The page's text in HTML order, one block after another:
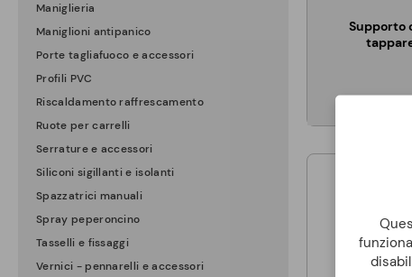
Maniglieria
Maniglioni antipanico
Porte tagliafuoco e accessori
Profili PVC
Riscaldamento raffrescamento
Ruote per carrelli
Serrature e accessori
Siliconi sigillanti e isolanti
Spazzatrici manuali
Spray peperoncino
Tasselli e fissaggi
Vernici - pennarelli e accessori
Supporto